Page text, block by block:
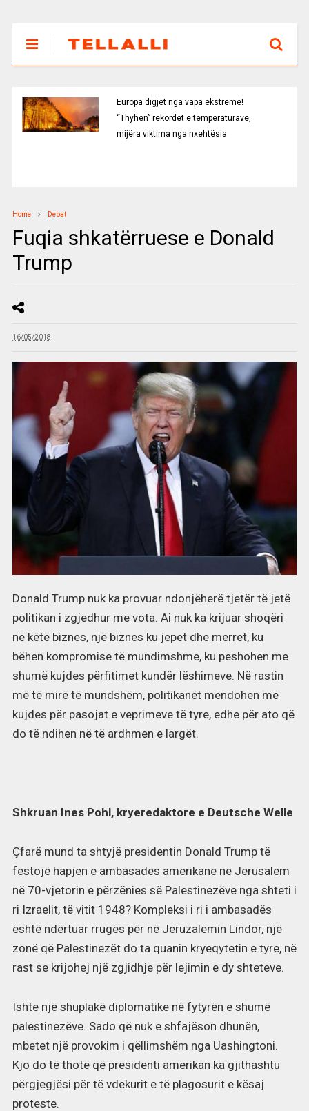
Europa digjet nga vapa ekstreme!
“Thyhen” rekordet e temperaturave,
mijëra viktima nga nxehtësia
Home Debat
Fuqia shkatërruese e Donald
Trump
16/05/2018
Donald Trump nuk ka provuar ndonjëherë tjetër të jetë
politikan i zgjedhur me vota. Ai nuk ka krijuar shoqëri
në këtë biznes, një biznes ku jepet dhe merret, ku
bëhen kompromise të mundimshme, ku peshohen me
shumë kujdes përfitimet kundër lëshimeve. Në rastin
më të mirë të mundshëm, politikanët mendohen me
kujdes për pasojat e veprimeve të tyre, edhe për ato që
do të ndihen në të ardhmen e largët.
Shkruan Ines Pohl, kryeredaktore e Deutsche Welle
Çfarë mund ta shtyjë presidentin Donald Trump të
festojë hapjen e ambasadës amerikane në Jerusalem
në 70-vjetorin e përzënies së Palestinezëve nga shteti i
ri Izraelit, të vitit 1948? Kompleksi i ri i ambasadës
është ndërtuar rrugës për në Jeruzalemin Lindor, një
zonë që Palestinezët do ta quanin kryeqytetin e tyre, në
rast se krijohej një zgjidhje për lejimin e dy shteteve.
Ishte një shuplakë diplomatike në fytyrën e shumë
palestinezëve. Sado që nuk e shfajëson dhunën,
mbetet një provokim i qëllimshëm nga Uashingtoni.
Kjo do të thotë që presidenti amerikan ka gjithashtu
përgjegjësi për të vdekurit e të plagosurit e kësaj
proteste.